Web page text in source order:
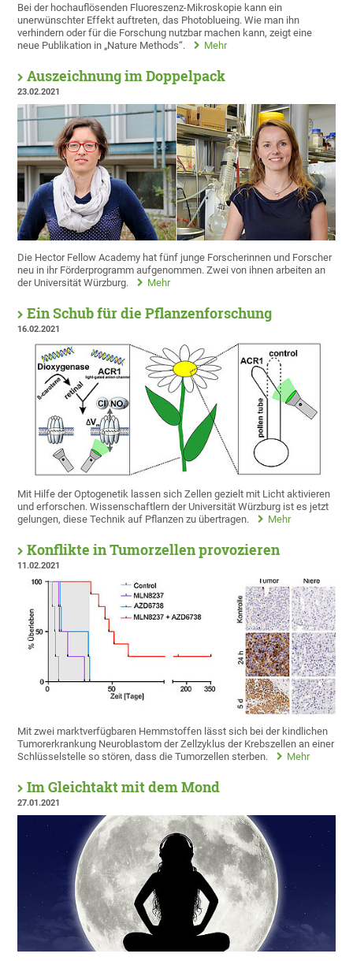
Bei der hochauflösenden Fluoreszenz-Mikroskopie kann ein
unerwünschter Effekt auftreten, das Photoblueing. Wie man ihn
verhindern oder für die Forschung nutzbar machen kann, zeigt eine
neue Publikation in „Nature Methods“.
Mehr
Auszeichnung im Doppelpack
23.02.2021
Die Hector Fellow Academy hat fünf junge Forscherinnen und Forscher
neu in ihr Förderprogramm aufgenommen. Zwei von ihnen arbeiten an
der Universität Würzburg.
Mehr
Ein Schub für die Pflanzenforschung
16.02.2021
Mit Hilfe der Optogenetik lassen sich Zellen gezielt mit Licht aktivieren
und erforschen. Wissenschaftlern der Universität Würzburg ist es jetzt
gelungen, diese Technik auf Pflanzen zu übertragen.
Mehr
Konflikte in Tumorzellen provozieren
11.02.2021
Mit zwei marktverfügbaren Hemmstoffen lässt sich bei der kindlichen
Tumorerkrankung Neuroblastom der Zellzyklus der Krebszellen an einer
Schlüsselstelle so stören, dass die Tumorzellen sterben.
Mehr
Im Gleichtakt mit dem Mond
27.01.2021